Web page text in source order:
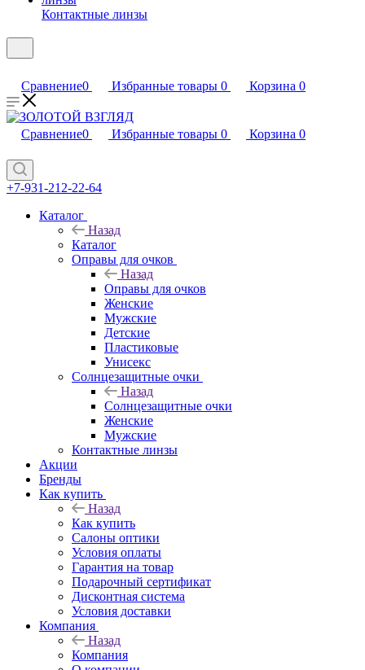
Контактные линзы
Сравнение0 Избранные товары 0 Корзина 0
Сравнение0 Избранные товары 0 Корзина 0
+7-931-212-22-64
Каталог
Назад
Каталог
Оправы для очков
Назад
Оправы для очков
Женские
Мужские
Детские
Пластиковые
Унисекс
Солнцезащитные очки
Назад
Солнцезащитные очки
Женские
Мужские
Контактные линзы
Акции
Бренды
Как купить
Назад
Как купить
Салоны оптики
Условия оплаты
Гарантия на товар
Подарочный сертификат
Дисконтная система
Условия доставки
Компания
Назад
Компания